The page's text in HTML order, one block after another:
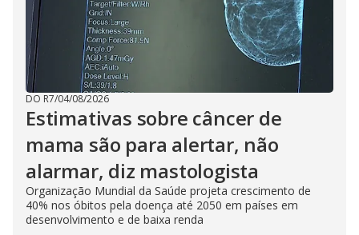
DO R7/04/08/2026
Estimativas sobre câncer de
mama são para alertar, não
alarmar, diz mastologista
Organização Mundial da Saúde projeta crescimento de
40% nos óbitos pela doença até 2050 em países em
desenvolvimento e de baixa renda